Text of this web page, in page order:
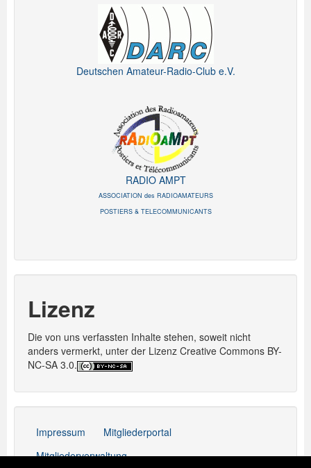
Deutschen Amateur-Radio-Club e.V.
RADIO AMPT
ASSOCIATION des RADIOAMATEURS
POSTIERS & TELECOMMUNICANTS
Lizenz
Die von uns verfassten Inhalte stehen, soweit nicht
anders vermerkt, unter der Lizenz Creative Commons BY-
NC-SA 3.0.
Impressum
Mitgliederportal
Mitgliederverwaltung